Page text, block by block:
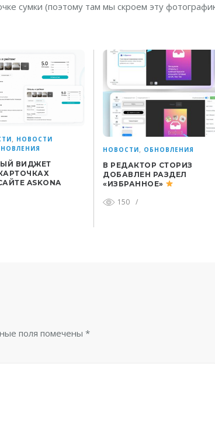
сумки (поэтому там мы скроем эту
, НОВОСТИ
ВИДЖЕТ
ASKONA
НОВОСТИ, ОБНОВЛЕНИЯ
В РЕДАКТОР СТОРИЗ
ДОБАВЛЕН РАЗДЕЛ
«ИЗБРАННОЕ»
150 /
поля помечены *